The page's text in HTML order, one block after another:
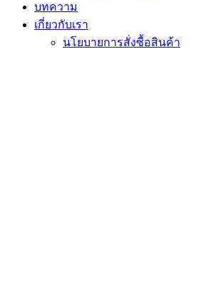
บทความ
เกี่ยวกับเรา
นโยบายการสั่งซื้อสินค้า